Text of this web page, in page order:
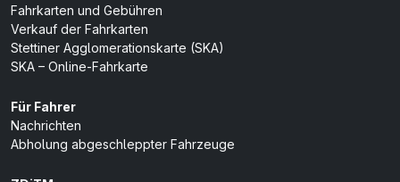
Fahrkarten und Gebühren
Verkauf der Fahrkarten
Stettiner Agglomerationskarte (SKA)
SKA – Online-Fahrkarte
Für Fahrer
Nachrichten
Abholung abgeschleppter Fahrzeuge